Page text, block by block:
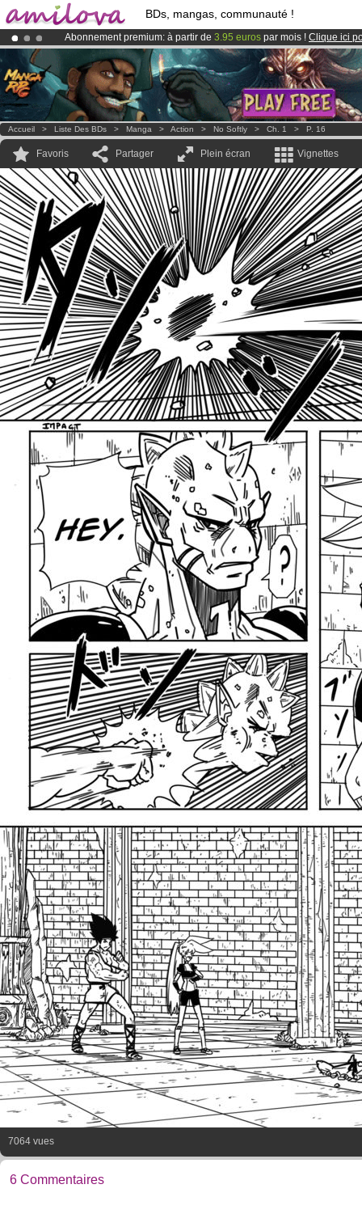
BDs, mangas, communauté !
Abonnement premium: à partir de 3.95 euros par mois ! Clique ici
LeKickstarter Amilova est désormais lancé!.
Déjà 100000membreset 1000BDs & Mangas!
Accueil > Liste Des BDs > Manga > Action > No Softly > Ch. 1 > P. 16
Favoris Partager Plein écran Vignettes
7064 vues
6 Commentaires